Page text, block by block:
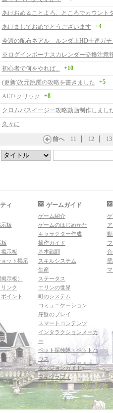
あけましておめでとうございます +4
今週の配布ネアル ルンダ上HD十連ガチ
※ログインボーナスカレンダー交換注意
初心者で何をやれば...
+10
(更新)次元跳躍の攻略を書きました +5
ALT+クリック +8
クロムバスイージー攻略動画制作しまし
久々に
前へ 11 12 13
ィ
板
板
示板
ット掲示
示板）
ンク
イント
ゲームガイド
ゲーム紹介
ゲームのはじめかた
キャラクター作成
操作ガイド
基本戦闘
スキルシステム
生産
ステータス
エリンの世界
町のシステム
コミュニケーション
序盤のプレイ
スマートコンテンツ
インタラクションメーカ
ー
ペット探検隊・ペットハ
ウス
ダンジョンガイド
マギグラフィ